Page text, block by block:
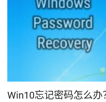
Win10忘记密码怎么办